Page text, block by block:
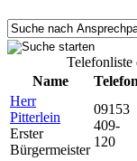
Telefonliste
Name
Telefon
Herr
Pitterlein
Erster
Bürgermeister
09153
409-
120